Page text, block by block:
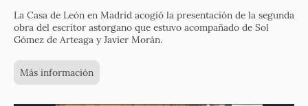
La Casa de León en Madrid acogió la presentación de la segunda
obra del escritor astorgano que estuvo acompañado de Sol
Gómez de Arteaga y Javier Morán.
Más información